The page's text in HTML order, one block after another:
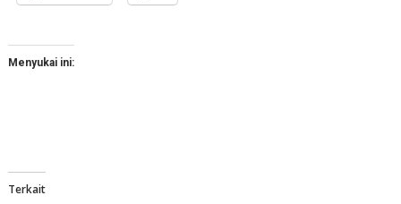
Menyukai ini:
Terkait